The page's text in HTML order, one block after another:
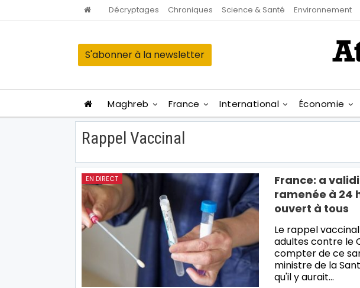
Décryptages Chroniques Science & Santé Environnement
S'abonner à la newsletter
Maghreb France International Économie
Rappel Vaccinal
EN DIRECT
France: a
ramenée à 24
ouvert à tous
Le rappel
adultes contre le
compter de ce
ministre de la
qu'il y aurait…